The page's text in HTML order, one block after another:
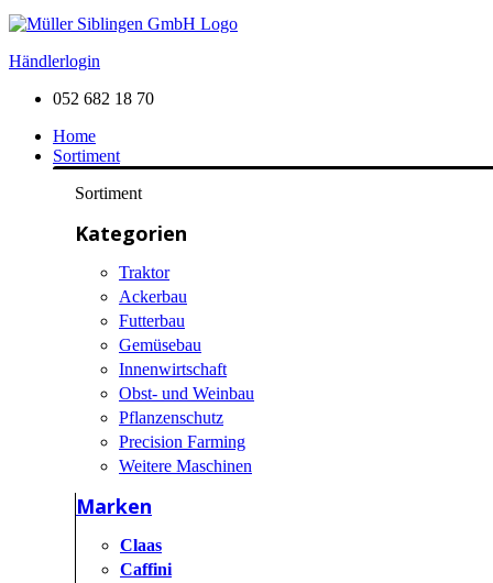
Händlerlogin
052 682 18 70
Home
Sortiment
Sortiment
Kategorien
Traktor
Ackerbau
Futterbau
Gemüsebau
Innenwirtschaft
Obst- und Weinbau
Pflanzenschutz
Precision Farming
Weitere Maschinen
Marken
Claas
Caffini